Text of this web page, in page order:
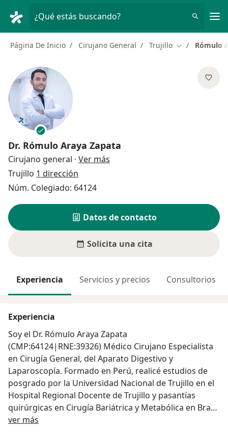
¿Qué estás buscando?
Página De Inicio Cirujano General Trujillo Cambiar de
Rómulo
Dr. Rómulo Araya Zapata
Cirujano general · Ver más
Trujillo 1 dirección
Núm. Colegiado: 64124
Datos de contacto
Solicita una cita
Experiencia Servicios y precios Consultorios
Experiencia
Soy el Dr. Rómulo Araya Zapata
(CMP:64124|RNE:39326) Médico Cirujano Especialista
en Cirugía General, del Aparato Digestivo y
Laparoscopía. Formado en Perú, realicé estudios de
posgrado por la Universidad Nacional de Trujillo en el
Hospital Regional Docente de Trujillo y pasantías
quirúrgicas en Cirugía Bariátrica y Metabólica en Brasil
y México.
ver más